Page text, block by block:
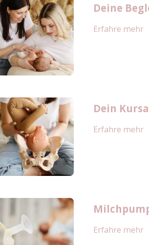
Deine
Erfahre mehr
Dein
Erfahre mehr
Erfahre mehr